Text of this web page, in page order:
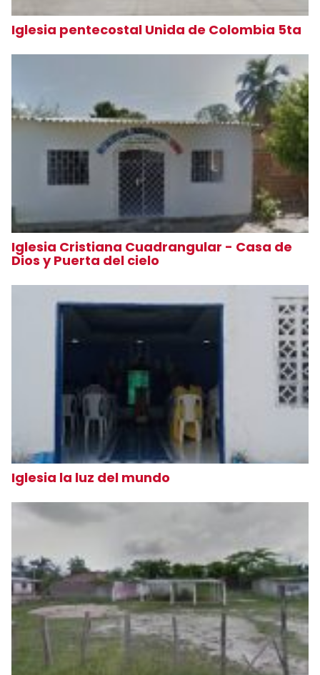
Iglesia pentecostal Unida de Colombia 5ta
Iglesia Cristiana Cuadrangular - Casa de
Dios y Puerta del cielo
Iglesia la luz del mundo